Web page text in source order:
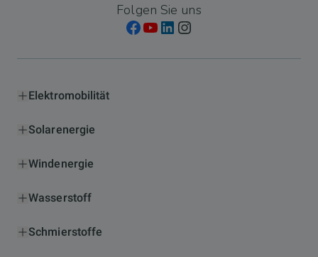
Folgen Sie uns
Elektromobilität
Solarenergie
Windenergie
Wasserstoff
Schmierstoffe